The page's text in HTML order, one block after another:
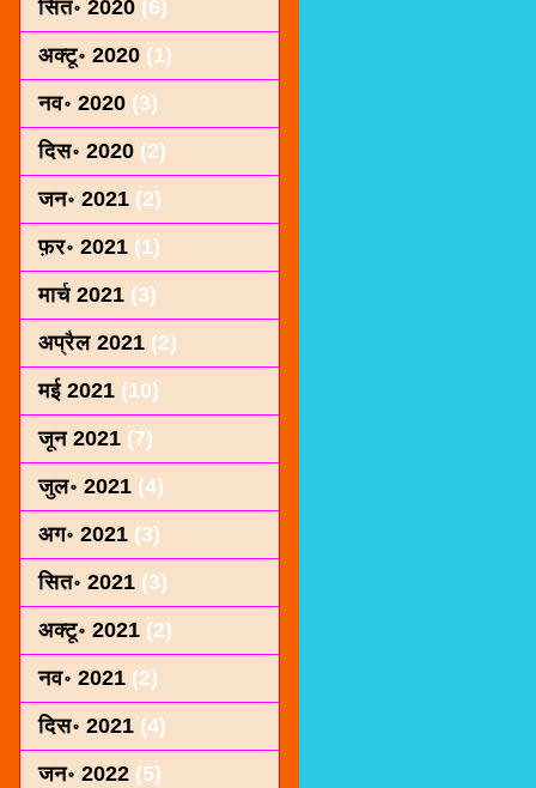
सित॰ 2020 (6)
अक्टू॰ 2020 (1)
नव॰ 2020 (3)
दिस॰ 2020 (2)
जन॰ 2021 (2)
फ़र॰ 2021 (1)
मार्च 2021 (3)
अप्रैल 2021 (2)
मई 2021 (10)
जून 2021 (7)
जुल॰ 2021 (4)
अग॰ 2021 (3)
सित॰ 2021 (3)
अक्टू॰ 2021 (2)
नव॰ 2021 (2)
दिस॰ 2021 (4)
जन॰ 2022 (5)